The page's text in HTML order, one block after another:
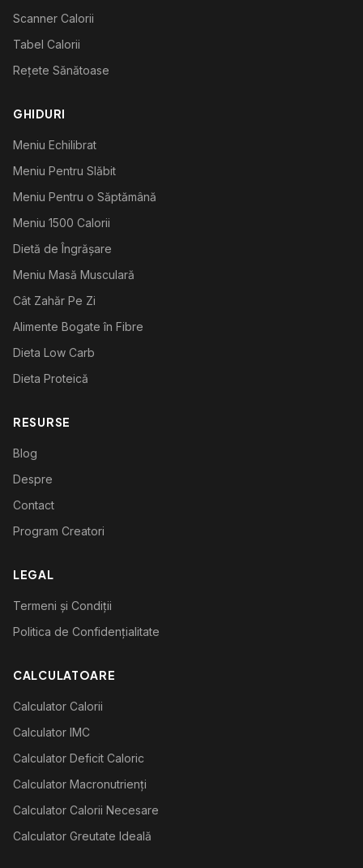
Scanner Calorii
Tabel Calorii
Rețete Sănătoase
GHIDURI
Meniu Echilibrat
Meniu Pentru Slăbit
Meniu Pentru o Săptămână
Meniu 1500 Calorii
Dietă de Îngrășare
Meniu Masă Musculară
Cât Zahăr Pe Zi
Alimente Bogate în Fibre
Dieta Low Carb
Dieta Proteică
RESURSE
Blog
Despre
Contact
Program Creatori
LEGAL
Termeni și Condiții
Politica de Confidențialitate
CALCULATOARE
Calculator Calorii
Calculator IMC
Calculator Deficit Caloric
Calculator Macronutrienți
Calculator Calorii Necesare
Calculator Greutate Ideală